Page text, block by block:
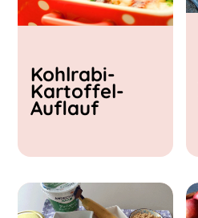
Kohlrabi-
Kartoffel-
Auflauf